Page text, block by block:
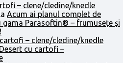
– clene/cledine/knedle
Acum ai planul complet de
Parasoftin® – frumusețe și
– clene/cledine/knedle
Desert cu cartofi –